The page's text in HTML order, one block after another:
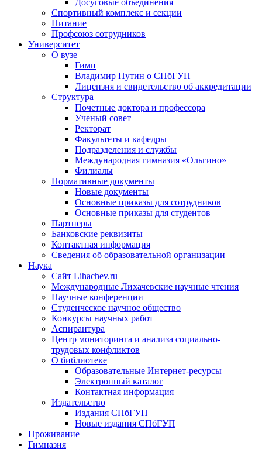
Досуговые объединения
Спортивный комплекс и секции
Питание
Профсоюз сотрудников
Университет
О вузе
Гимн
Владимир Путин о СПбГУП
Лицензия и свидетельство об аккредитации
Структура
Почетные доктора и профессора
Ученый совет
Ректорат
Факультеты и кафедры
Подразделения и службы
Международная гимназия «Ольгино»
Филиалы
Нормативные документы
Новые документы
Основные приказы для сотрудников
Основные приказы для студентов
Партнеры
Банковские реквизиты
Контактная информация
Сведения об образовательной организации
Наука
Сайт Lihachev.ru
Международные Лихачевские научные чтения
Научные конференции
Студенческое научное общество
Конкурсы научных работ
Аспирантура
Центр мониторинга и анализа социально-
трудовых конфликтов
О библиотеке
Образовательные Интернет-ресурсы
Электронный каталог
Контактная информация
Издательство
Издания СПбГУП
Новые издания СПбГУП
Проживание
Гимназия